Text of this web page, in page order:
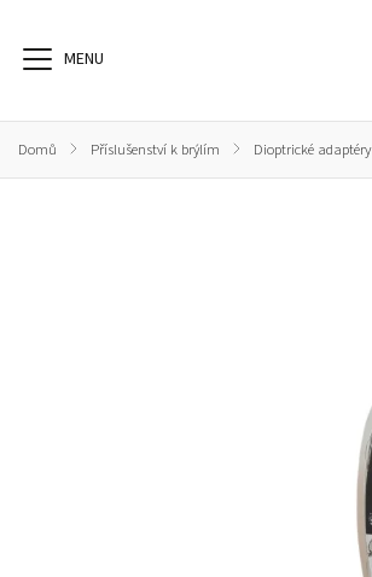
Domů / Příslušenství k brýlím / Dioptrické adaptéry